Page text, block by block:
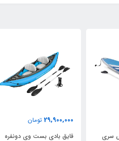
29,000,000
24,950,000
قایق بادی اینتکس مدل سی